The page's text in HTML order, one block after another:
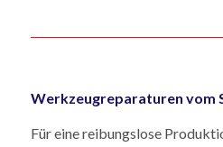
Werkzeugreparaturen vom
Für eine reibungslose